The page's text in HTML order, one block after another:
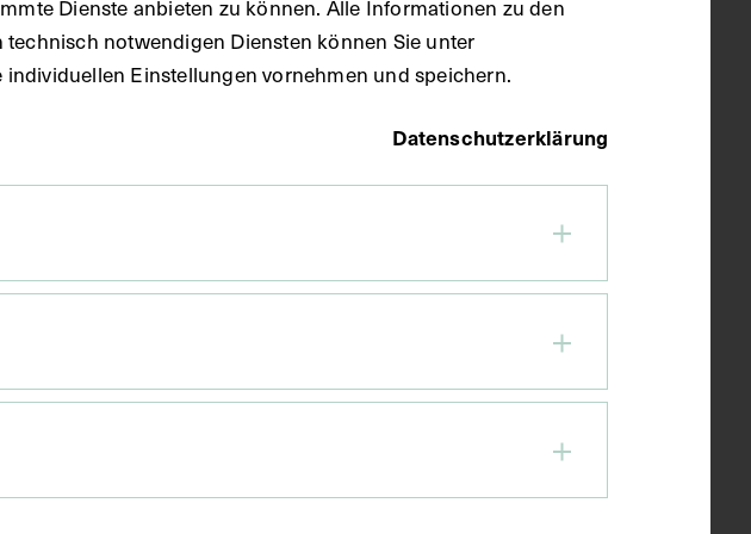
Dienste anbieten zu können. Alle Informationen zu den
notwendigen Diensten können Sie unter
individuellen Einstellungen vornehmen und speichern.
Datenschutzerklärung